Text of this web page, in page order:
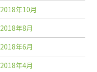
2018年10月
2018年8月
2018年6月
2018年4月